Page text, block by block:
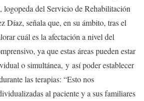
, logopeda del Servicio de Rehabilitación
Díaz, señala que, en su ámbito, tras el
cuál es la afectación a nivel del
ya que estas áreas pueden estar
o simultánea, y así poder establecer
las terapias: “Esto nos
al paciente y a sus familiares